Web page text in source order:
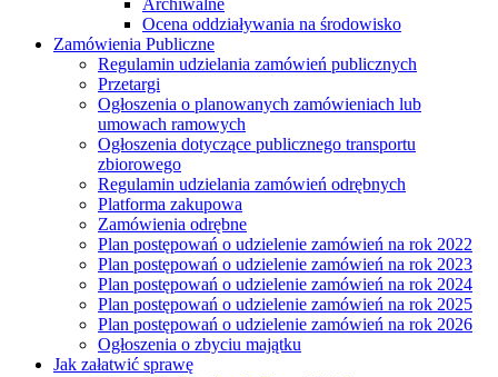
Ocena oddziaływania na środowisko
Zamówienia Publiczne
Regulamin udzielania zamówień publicznych
Przetargi
Ogłoszenia o planowanych zamówieniach lub
umowach ramowych
Ogłoszenia dotyczące publicznego transportu
zbiorowego
Regulamin udzielania zamówień odrębnych
Platforma zakupowa
Zamówienia odrębne
Plan postępowań o udzielenie zamówień na rok 2022
Plan postępowań o udzielenie zamówień na rok 2023
Plan postępowań o udzielenie zamówień na rok 2024
Plan postępowań o udzielenie zamówień na rok 2025
Plan postępowań o udzielenie zamówień na rok 2026
Ogłoszenia o zbyciu majątku
Jak załatwić sprawę